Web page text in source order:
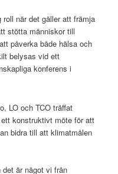
när det gäller att främja
stötta människor till
påverka både hälsa och
belysas vid ett
konferens i
LO och TCO träffat
konstruktivt möte för att
bidra till att klimatmålen
är något vi från